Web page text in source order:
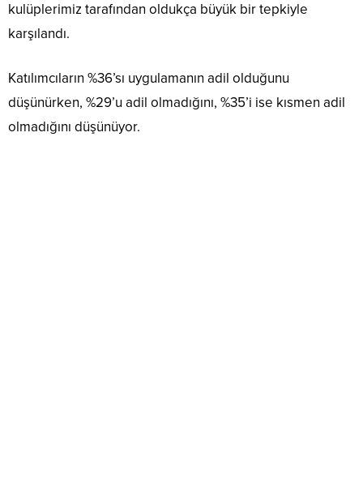
kulüplerimiz tarafından oldukça büyük bir tepkiyle
karşılandı.
Katılımcıların %36’sı uygulamanın adil olduğunu
düşünürken, %29’u adil olmadığını, %35’i ise kısmen adil
olmadığını düşünüyor.